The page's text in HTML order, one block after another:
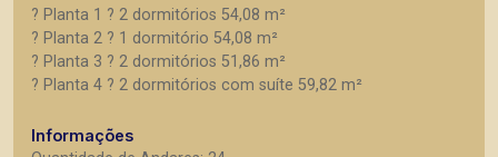
? Planta 1 ? 2 dormitórios 54,08 m²
? Planta 2 ? 1 dormitório 54,08 m²
? Planta 3 ? 2 dormitórios 51,86 m²
? Planta 4 ? 2 dormitórios com suíte 59,82 m²
Informações